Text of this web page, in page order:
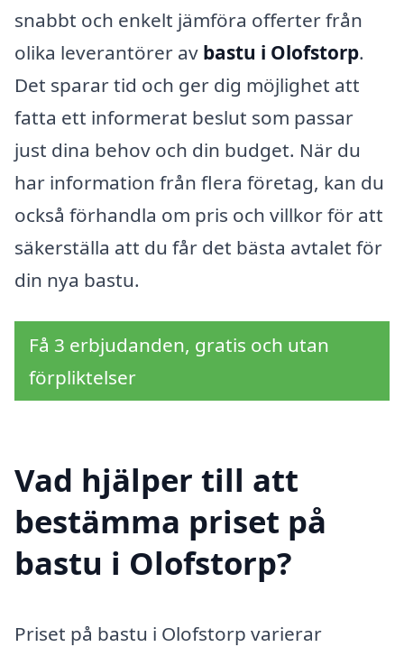
snabbt och enkelt jämföra offerter från
olika leverantörer av bastu i Olofstorp.
Det sparar tid och ger dig möjlighet att
fatta ett informerat beslut som passar
just dina behov och din budget. När du
har information från flera företag, kan du
också förhandla om pris och villkor för att
säkerställa att du får det bästa avtalet för
din nya bastu.
Få 3 erbjudanden, gratis och utan
förpliktelser
Vad hjälper till att
bestämma priset på
bastu i Olofstorp?
Priset på bastu i Olofstorp varierar